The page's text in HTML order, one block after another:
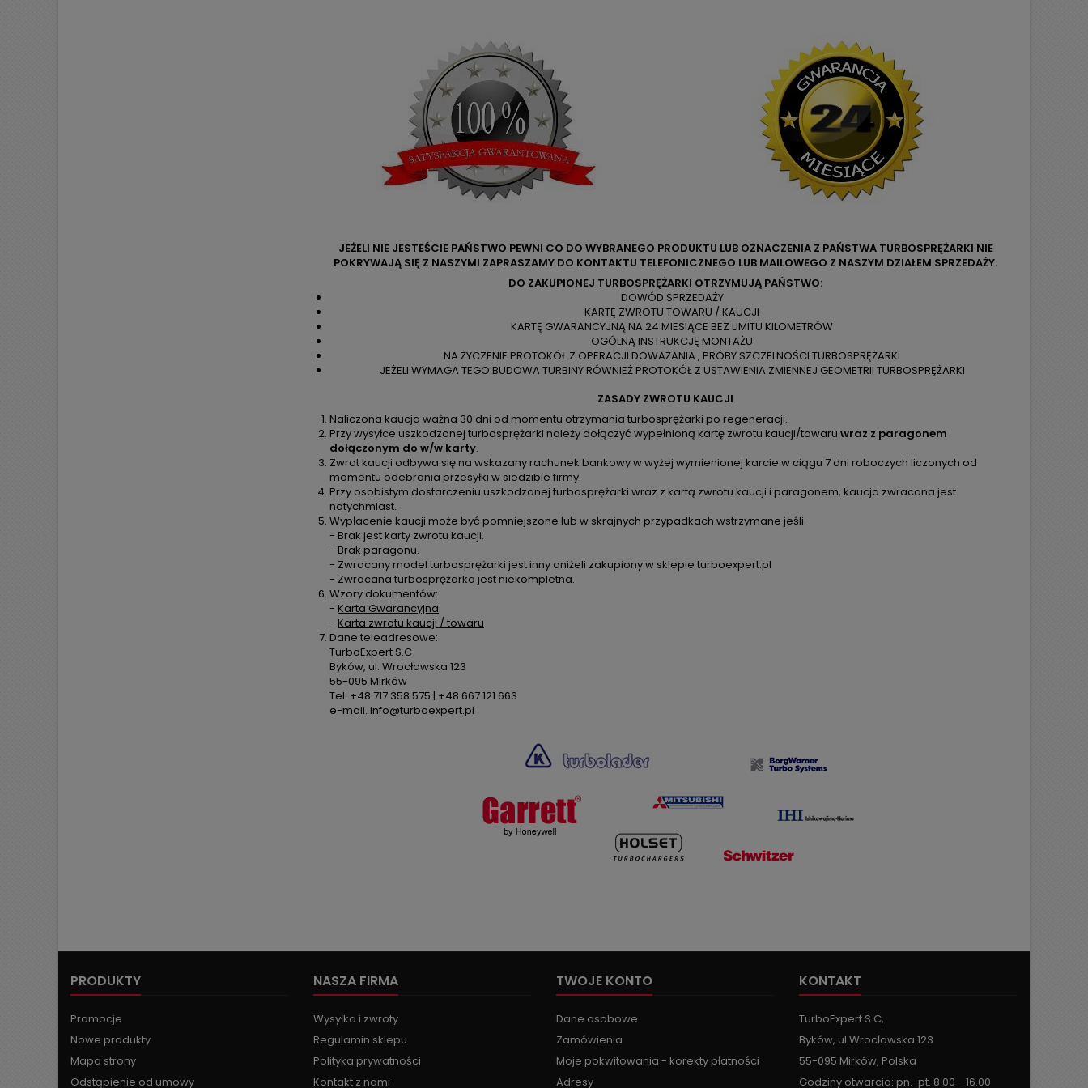
JEŻELI NIE JESTEŚCIE PAŃSTWO PEWNI CO DO WYBRANEGO PRODUKTU LUB OZNACZENIA Z PAŃSTWA TURBOSPRĘŻARKI NIE
POKRYWAJĄ SIĘ Z NASZYMI ZAPRASZAMY DO KONTAKTU TELEFONICZNEGO LUB MAILOWEGO Z NASZYM DZIAŁEM SPRZEDAŻY.
DO ZAKUPIONEJ TURBOSPRĘŻARKI OTRZYMUJĄ PAŃSTWO:
DOWÓD SPRZEDAŻY
KARTĘ ZWROTU TOWARU / KAUCJI
KARTĘ GWARANCYJNĄ NA 24 MIESIĄCE BEZ LIMITU KILOMETRÓW
OGÓLNĄ INSTRUKCJĘ MONTAŻU
NA ŻYCZENIE PROTOKÓŁ Z OPERACJI DOWAŻANIA , PRÓBY SZCZELNOŚCI TURBOSPRĘŻARKI
JEŻELI WYMAGA TEGO BUDOWA TURBINY RÓWNIEŻ PROTOKÓŁ Z USTAWIENIA ZMIENNEJ GEOMETRII TURBOSPRĘŻARKI
ZASADY ZWROTU KAUCJI
Naliczona kaucja ważna 30 dni od momentu otrzymania turbosprężarki po regeneracji.
Przy wysyłce uszkodzonej turbosprężarki należy dołączyć wypełnioną kartę zwrotu kaucji/towaru wraz z paragonem
dołączonym do w/w karty.
Zwrot kaucji odbywa się na wskazany rachunek bankowy w wyżej wymienionej karcie w ciągu 7 dni roboczych liczonych od
momentu odebrania przesyłki w siedzibie firmy.
Przy osobistym dostarczeniu uszkodzonej turbosprężarki wraz z kartą zwrotu kaucji i paragonem, kaucja zwracana jest
natychmiast.
Wypłacenie kaucji może być pomniejszone lub w skrajnych przypadkach wstrzymane jeśli:
- Brak jest karty zwrotu kaucji.
- Brak paragonu.
- Zwracany model turbosprężarki jest inny aniżeli zakupiony w sklepie turboexpert.pl
- Zwracana turbosprężarka jest niekompletna.
Wzory dokumentów:
- Karta Gwarancyjna
- Karta zwrotu kaucji / towaru
Dane teleadresowe:
TurboExpert S.C
Byków, ul. Wrocławska 123
55-095 Mirków
Tel. +48 717 358 575 | +48 667 121 663
e-mail. info@turboexpert.pl
PRODUKTY
Promocje
Nowe produkty
Mapa strony
Odstąpienie od umowy
NASZA FIRMA
Wysyłka i zwroty
Regulamin sklepu
Polityka prywatności
Kontakt z nami
TWOJE KONTO
Dane osobowe
Zamówienia
Moje pokwitowania - korekty płatności
Adresy
KONTAKT
TurboExpert S.C,
Byków, ul.Wrocławska 123
55-095 Mirków, Polska
Godziny otwarcia: pn.-pt. 8.00 - 16.00